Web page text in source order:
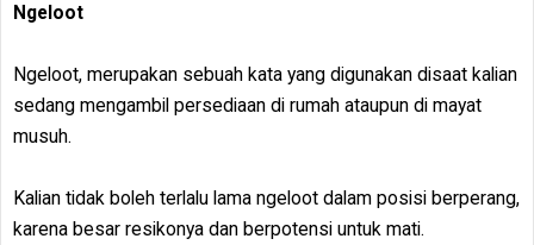
Ngeloot
Ngeloot, merupakan sebuah kata yang digunakan disaat kalian
sedang mengambil persediaan di rumah ataupun di mayat
musuh.
Kalian tidak boleh terlalu lama ngeloot dalam posisi berperang,
karena besar resikonya dan berpotensi untuk mati.